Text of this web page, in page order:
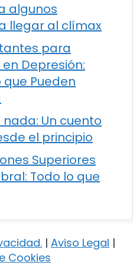
algunos
llegar al clímax
para
Depresión:
Pueden
Un cuento
el principio
Superiores
Todo lo que
. | Aviso Legal |
Cookies